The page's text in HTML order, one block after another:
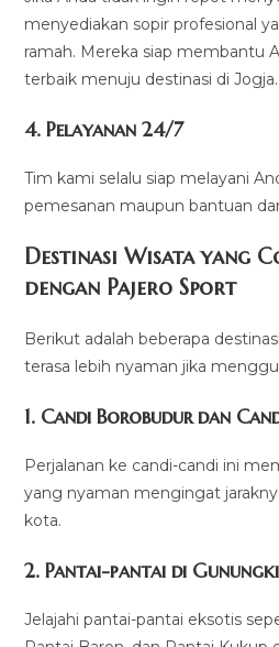
menyediakan sopir profesional
ramah. Mereka siap membantu
terbaik menuju destinasi di Jogja.
4. Pelayanan 24/7
Tim kami selalu siap melayani
pemesanan maupun bantuan
Destinasi Wisata yang
dengan Pajero Sport
Berikut adalah beberapa
terasa lebih nyaman jika
1. Candi Borobudur dan
Perjalanan ke candi-candi ini
yang nyaman mengingat
kota.
2. Pantai-pantai di
Jelajahi pantai-pantai eksotis